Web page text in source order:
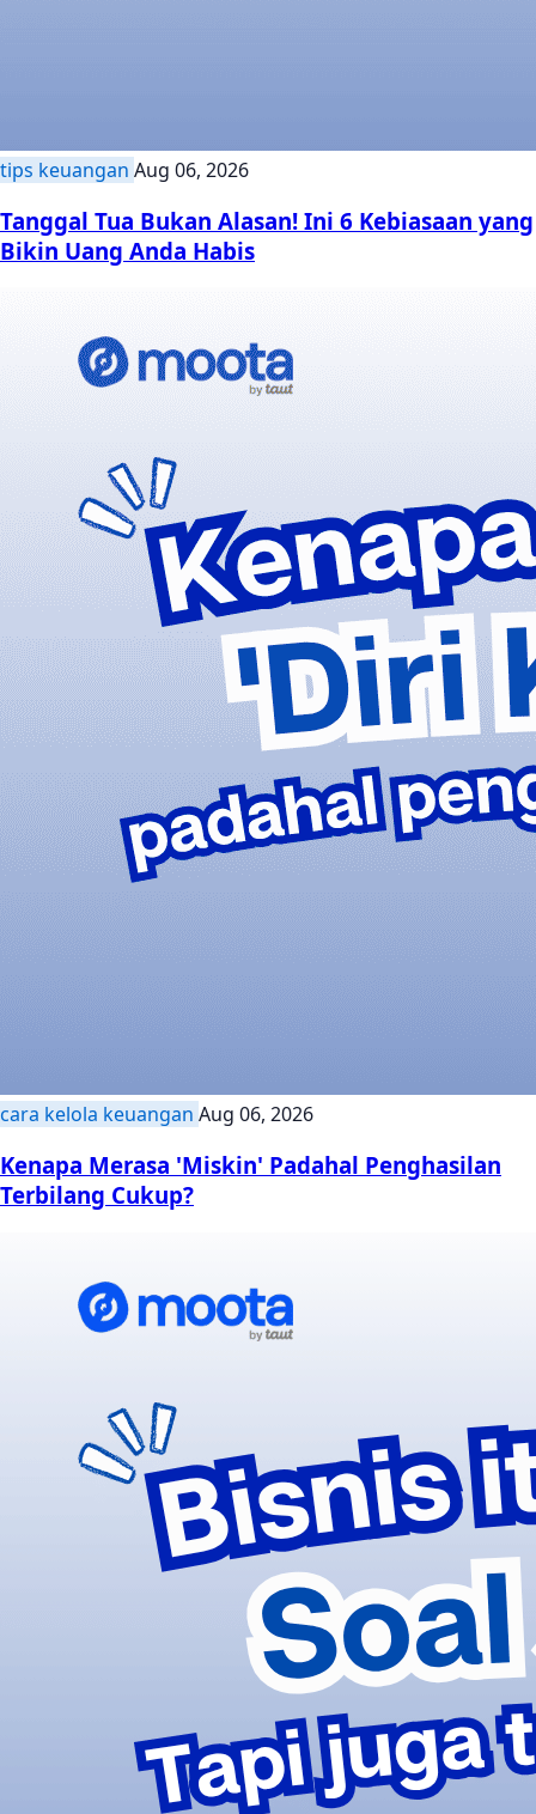
tips keuangan Aug 06, 2026
Tanggal Tua Bukan Alasan! Ini 6 Kebiasaan yang
Bikin Uang Anda Habis
cara kelola keuangan Aug 06, 2026
Kenapa Merasa 'Miskin' Padahal Penghasilan
Terbilang Cukup?